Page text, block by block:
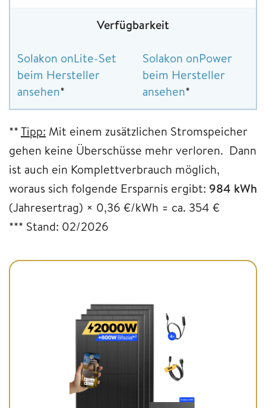
Verfügbarkeit
Solakon onLite-Set
beim Hersteller
ansehen*
Solakon onPower
beim Hersteller
ansehen*
**Tipp: Mit einem zusätzlichen Stromspeicher
gehen keine Überschüsse mehr verloren. Dann
ist auch ein Komplettverbrauch möglich,
woraus sich folgende Ersparnis ergibt: 984 kWh
(Jahresertrag) × 0,36 €/kWh = ca. 354 €
*** Stand: 02/2026